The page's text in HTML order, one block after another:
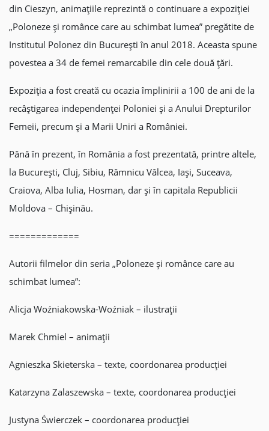
din Cieszyn, animațiile reprezintă o continuare a expoziției
„Poloneze și românce care au schimbat lumea” pregătite de
Institutul Polonez din București în anul 2018. Aceasta spune
povestea a 34 de femei remarcabile din cele două țări.
Expoziția a fost creată cu ocazia împlinirii a 100 de ani de la
recâștigarea independenței Poloniei și a Anului Drepturilor
Femeii, precum și a Marii Uniri a României.
Până în prezent, în România a fost prezentată, printre altele,
la București, Cluj, Sibiu, Râmnicu Vâlcea, Iași, Suceava,
Craiova, Alba Iulia, Hosman, dar și în capitala Republicii
Moldova – Chișinău.
=============
Autorii filmelor din seria „Poloneze și românce care au
schimbat lumea”:
Alicja Woźniakowska-Woźniak – ilustrații
Marek Chmiel – animații
Agnieszka Skieterska – texte, coordonarea producției
Katarzyna Zalaszewska – texte, coordonarea producției
Justyna Świerczek – coordonarea producției